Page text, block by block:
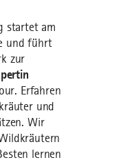
startet am
und führt
zur
Erfahren
und
Wir
lernen